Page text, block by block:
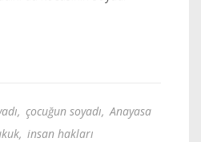
, çocuğun soyadı, Anayasa
, insan hakları